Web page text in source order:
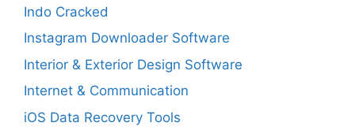
Indo Cracked
Instagram Downloader Software
Interior & Exterior Design Software
Internet & Communication
iOS Data Recovery Tools